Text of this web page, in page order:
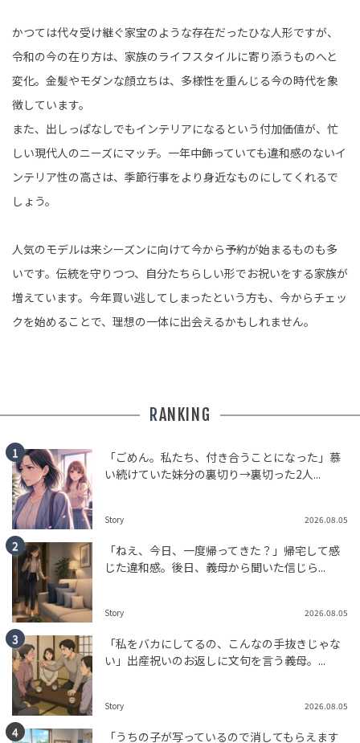
かつては代々受け継ぐ家宝のような存在だったひな人形ですが、
令和の今の在り方は、家族のライフスタイルに寄り添うものへと
変化。金髪やモダンな顔立ちは、多様性を重んじる今の時代を象
徴しています。
また、出しっぱなしでもインテリアになるという付加価値が、忙
しい現代人のニーズにマッチ。一年中飾っていても違和感のないイ
ンテリア性の高さは、季節行事をより身近なものにしてくれるで
しょう。
人気のモデルは来シーズンに向けて今から予約が始まるものも多
いです。伝統を守りつつ、自分たちらしい形でお祝いをする家族が
増えています。今年買い逃してしまったという方も、今からチェッ
クを始めることで、理想の一体に出会えるかもしれません。
RANKING
「ごめん。私たち、付き合うことになった」慕
い続けていた妹分の裏切り→裏切った2人...
Story 2026.08.05
「ねえ、今日、一度帰ってきた？」帰宅して感
じた違和感。後日、義母から聞いた信じら...
Story 2026.08.05
「私をバカにしてるの、こんなの手抜きじゃな
い」出産祝いのお返しに文句を言う義母。...
Story 2026.08.05
「うちの子が写っているので消してもらえます